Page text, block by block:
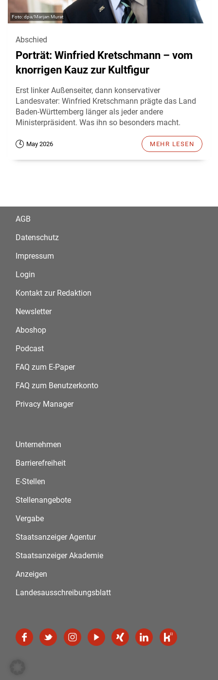
dpa/Marijan Murat
Abschied
Porträt: Winfried Kretschmann – vom
knorrigen Kauz zur Kultfigur
Erst linker Außenseiter, dann konservativer
Landesvater: Winfried Kretschmann prägte das Land
Baden-Württemberg länger als jeder andere
Ministerpräsident. Was ihn so besonders macht.
May 2026 MEHR LESEN
AGB
Datenschutz
Impressum
Login
Kontakt zur Redaktion
Newsletter
Aboshop
Podcast
FAQ zum E-Paper
FAQ zum Benutzerkonto
Privacy Manager
Unternehmen
Barrierefreiheit
E-Stellen
Stellenangebote
Vergabe
Staatsanzeiger Agentur
Staatsanzeiger Akademie
Anzeigen
Landesausschreibungsblatt